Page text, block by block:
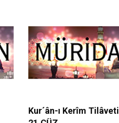
Kur´ân-ı Kerîm Tilâveti